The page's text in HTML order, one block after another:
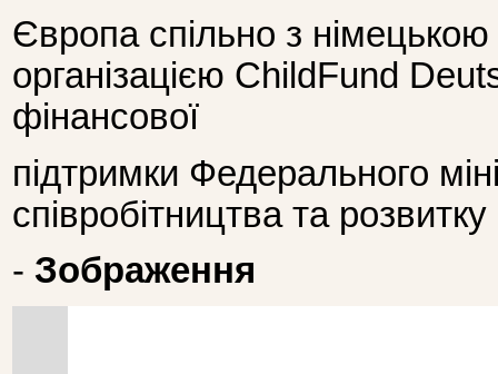
Європа спільно з
організацією ChildFund
фінансової
підтримки Федерального
співробітництва та
- Зображення